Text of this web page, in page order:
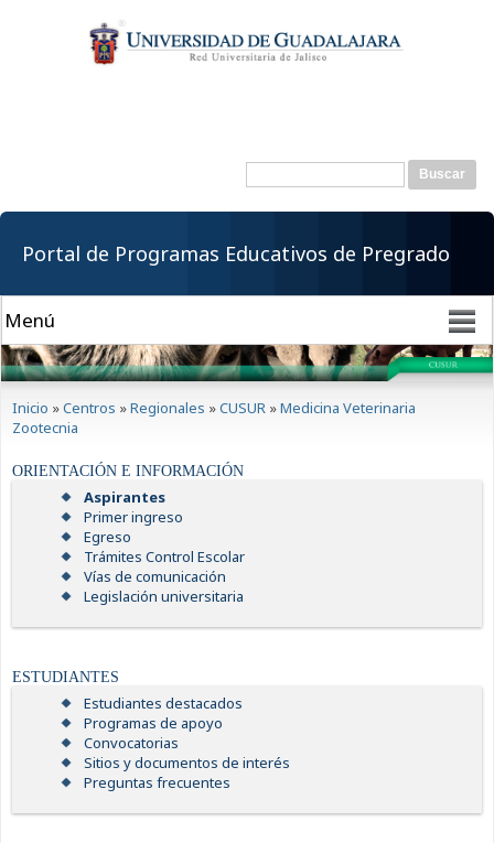
contenido
principal
Formulario de
Buscar
Portal de Programas Educativos de Pregrado
Inicio »Centros »Regionales »CUSUR »Medicina Veterinaria
Zootecnia
ORIENTACIÓN E INFORMACIÓN
Aspirantes
Primer ingreso
Egreso
Trámites Control Escolar
Vías de comunicación
Legislación universitaria
ESTUDIANTES
Estudiantes destacados
Programas de apoyo
Convocatorias
Sitios y documentos de interés
Preguntas frecuentes